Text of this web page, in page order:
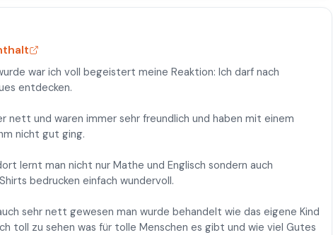
war ich voll begeistert meine Reaktion: Ich darf nach
entdecken.
nett und waren immer sehr freundlich und haben mit einem
nicht gut ging.
lernt man nicht nur Mathe und Englisch sondern auch
bedrucken einfach wundervoll.
sehr nett gewesen man wurde behandelt wie das eigene Kind
toll zu sehen was für tolle Menschen es gibt und wie viel Gutes